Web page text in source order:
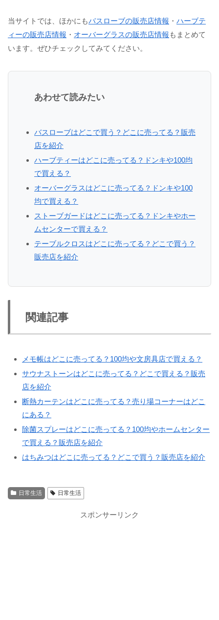
当サイトでは、ほかにもバスローブの販売店情報 ・ ハーブテ
ィーの販売店情報 ・ オーバーグラスの販売店情報 もまとめて
います。ぜひチェックしてみてください。
あわせて読みたい
バスローブはどこで買う？どこに売ってる？販売
店を紹介
ハーブティーはどこに売ってる？ドンキや100均
で買える？
オーバーグラスはどこに売ってる？ドンキや100
均で買える？
ストーブガードはどこに売ってる？ドンキやホー
ムセンターで買える？
テーブルクロスはどこに売ってる？どこで買う？
販売店を紹介
関連記事
メモ帳はどこに売ってる？100均や文房具店で買える？
サウナストーンはどこに売ってる？どこで買える？販売
店を紹介
断熱カーテンはどこに売ってる？売り場コーナーはどこ
にある？
除菌スプレーはどこに売ってる？100均やホームセンター
で買える？販売店を紹介
はちみつはどこに売ってる？どこで買う？販売店を紹介
日常生活 日常生活
スポンサーリンク